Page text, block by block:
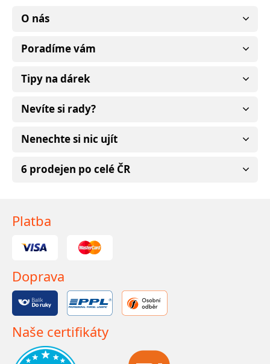
O nás
Poradíme vám
Tipy na dárek
Nevíte si rady?
Nenechte si nic ujít
6 prodejen po celé ČR
Platba
Doprava
Naše certifikáty